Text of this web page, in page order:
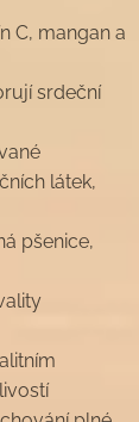
C, mangan a
srdeční
látek,
pšenice,